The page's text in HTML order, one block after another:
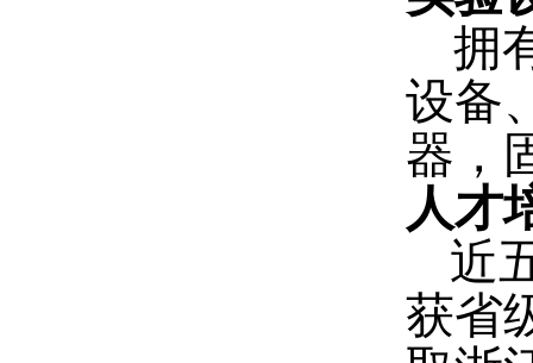
拥
设备
器，
人才
近
获省